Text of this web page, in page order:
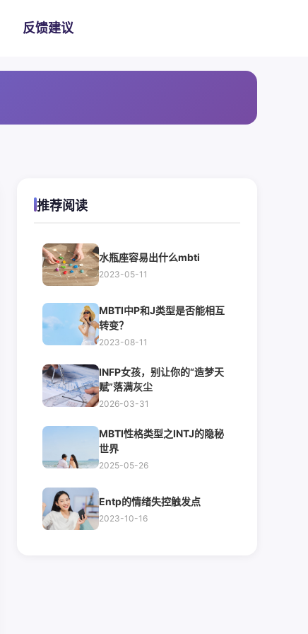
反馈建议
推荐阅读
水瓶座容易出什么mbti
2023-05-11
MBTI中P和J类型是否能相互
转变？
2023-08-11
INFP女孩，别让你的“造梦天
赋”落满灰尘
2026-03-31
MBTI性格类型之INTJ的隐秘
世界
2025-05-26
Entp的情绪失控触发点
2023-10-16